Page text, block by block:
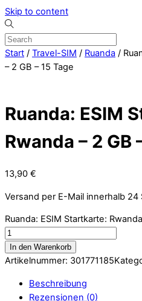
Skip to content
Start / Travel-SIM / Ruanda /
– 2 GB – 15 Tage
Ruanda: ESIM
Rwanda – 2 GB
13,90 €
Versand per E-Mail innerhalb 24
Ruanda: ESIM Startkarte:
In den Warenkorb
Artikelnummer: 301771185
Beschreibung
Rezensionen (0)